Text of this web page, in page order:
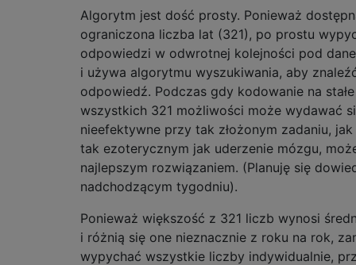
Algorytm jest dość prosty. Ponieważ
ograniczona liczba lat (321), po prostu
odpowiedzi w odwrotnej kolejności pod
i używa algorytmu wyszukiwania, aby
odpowiedź. Podczas gdy kodowanie na stałe
wszystkich 321 możliwości może wydawać
nieefektywne przy tak złożonym zadaniu,
tak ezoterycznym jak uderzenie mózgu,
najlepszym rozwiązaniem. (Planuję się
nadchodzącym tygodniu).
Ponieważ większość z 321 liczb wynosi
i różnią się one nieznacznie z roku na rok,
wypychać wszystkie liczby indywidualnie,